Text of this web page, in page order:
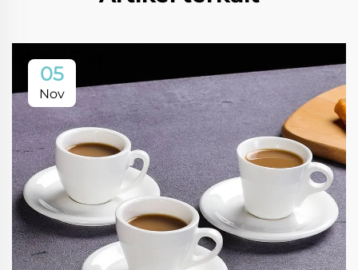
05
Nov